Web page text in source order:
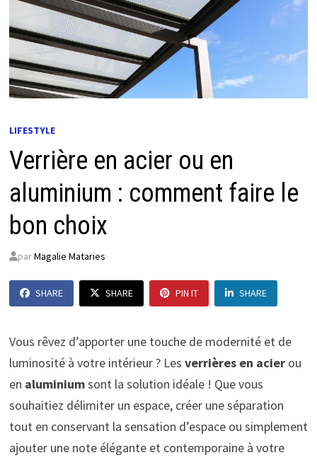
LIFESTYLE
Verrière en acier ou en
aluminium : comment faire le
bon choix
parMagalie Mataries
SHARE SHARE PIN IT SHARE
Vous rêvez d’apporter une touche de modernité et de
luminosité à votre intérieur ? Les verrières en acierou
en aluminiumsont la solution idéale ! Que vous
souhaitiez délimiter un espace, créer une séparation
tout en conservant la sensation d’espace ou simplement
ajouter une note élégante et contemporaine à votre